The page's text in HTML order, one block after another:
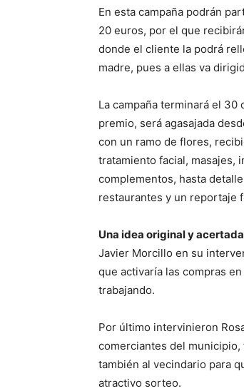
En esta campaña podrán
20 euros, por el que
donde el cliente la podrá
madre, pues a ellas va
La campaña terminará el
premio, será agasajada
con un ramo de flores,
tratamiento facial, masajes,
complementos, hasta
restaurantes y un reportaje
Una idea original y acertada
Javier Morcillo en su
que activaría las compras
trabajando.
Por último intervinieron
comerciantes del municipio,
también al vecindario para
atractivo sorteo.